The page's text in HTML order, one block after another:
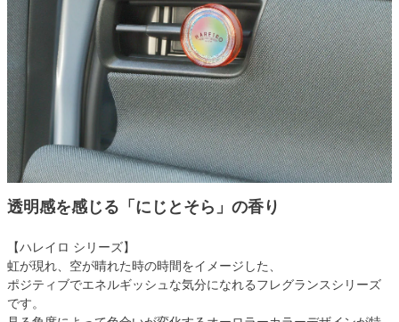
透明感を感じる「にじとそら」の香り
【ハレイロ シリーズ】
虹が現れ、空が晴れた時の時間をイメージした、
ポジティブでエネルギッシュな気分になれるフレグランスシリーズ
です。